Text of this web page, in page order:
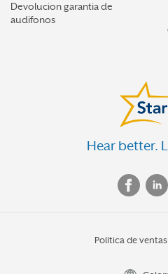
Devolucion garantia de
audifonos
Hear better.
Política de